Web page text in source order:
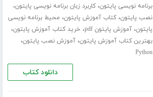
برنامه نویسی پایتون،کاربرد زبان برنامه نویسی پایتون،
نصب پایتون،کتاب آموزش پایتون، محیط برنامه نویسی
پایتون،آموزش پایتون pdf ، خرید کتاب آموزش پایتون،
بهترین کتاب آموزش پایتون،آموزش نصب پایتون،
Python
دانلود کتاب